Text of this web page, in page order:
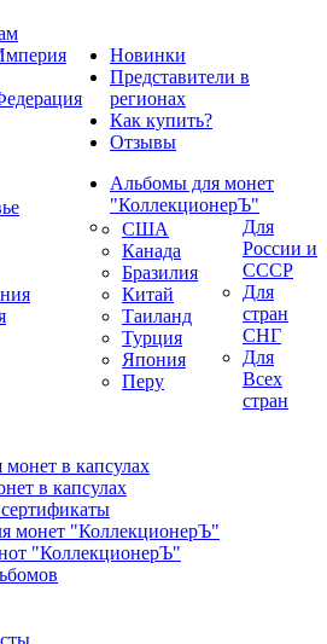
США
Канада
Бразилия
Китай
Таиланд
Турция
Япония
Перу
Новинки
Представители в
регионах
Как купить?
Отзывы
Альбомы для монет
"КоллекционерЪ"
Для
России и
СССР
Для
стран
СНГ
Для
Всех
стран
в капсулах
в капсулах
монет "КоллекционерЪ"
"КоллекционерЪ"